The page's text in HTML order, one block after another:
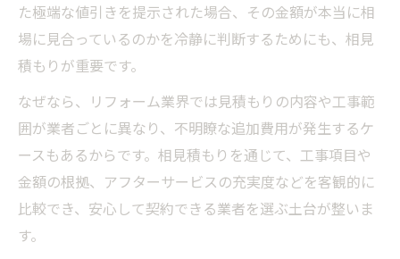
た極端な値引きを提示された場合、その金額が本当に相
場に見合っているのかを冷静に判断するためにも、相見
積もりが重要です。
なぜなら、リフォーム業界では見積もりの内容や工事範
囲が業者ごとに異なり、不明瞭な追加費用が発生するケ
ースもあるからです。相見積もりを通じて、工事項目や
金額の根拠、アフターサービスの充実度などを客観的に
比較でき、安心して契約できる業者を選ぶ土台が整いま
す。